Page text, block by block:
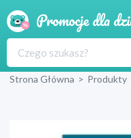
Strona Główna > Produkty